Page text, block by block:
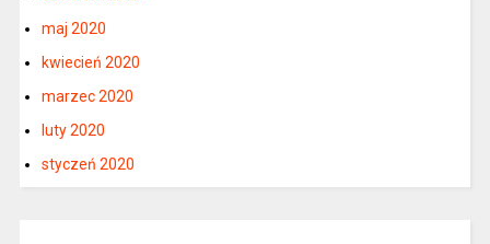
maj 2020
kwiecień 2020
marzec 2020
luty 2020
styczeń 2020